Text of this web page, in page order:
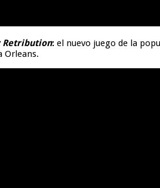
Retribution: el nuevo juego de la
Orleans.